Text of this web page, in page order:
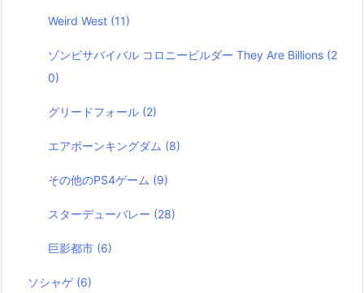
Weird West (11)
ゾンビサバイバル コロニービルダー They Are Billions (2
0)
グリードフォール (2)
エアボーンキングダム (8)
その他のPS4ゲーム (9)
スターデューバレー (28)
巨影都市 (6)
ソシャゲ (6)